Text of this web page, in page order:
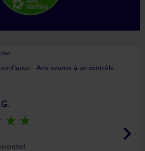
- Avis soumis à un contrôle
keyboard_arrow_right
star_rate star_rate